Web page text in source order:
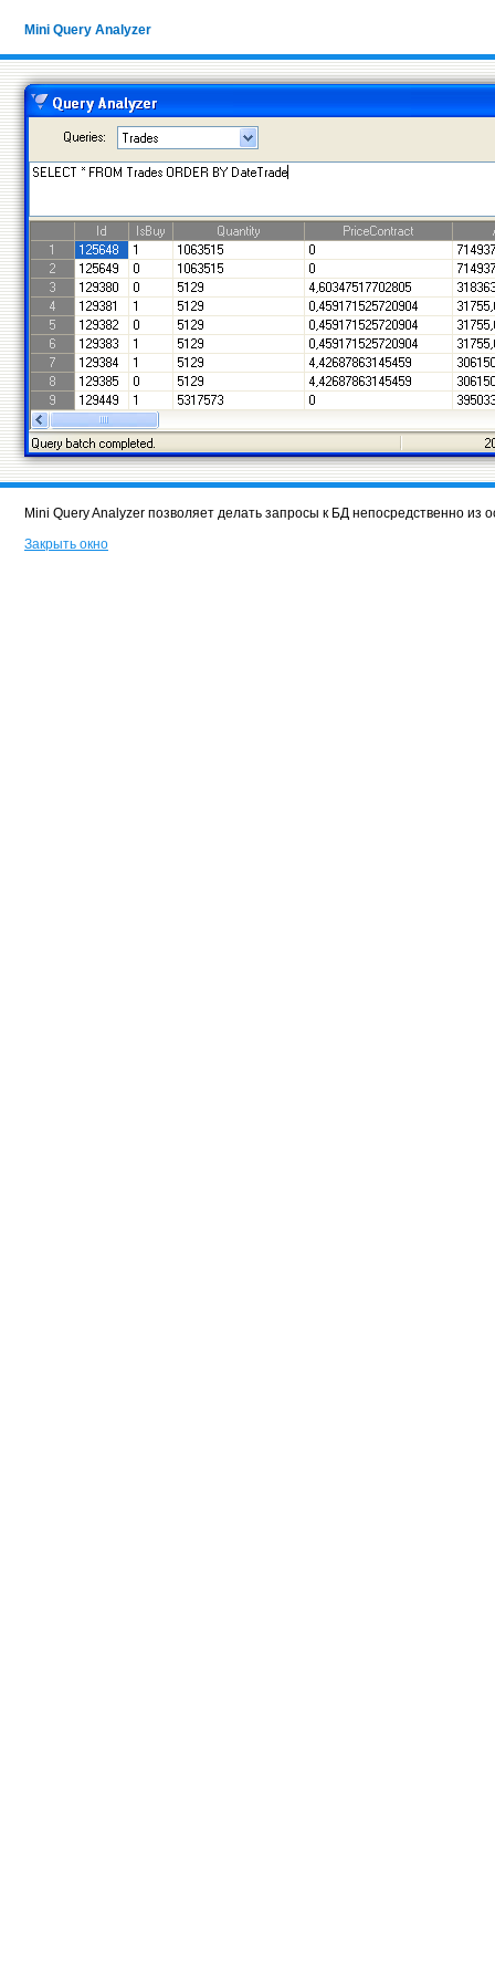
Mini Query Analyzer
Mini Query Analyzer позволяет делать запросы к БД непосредственно из
Закрыть окно